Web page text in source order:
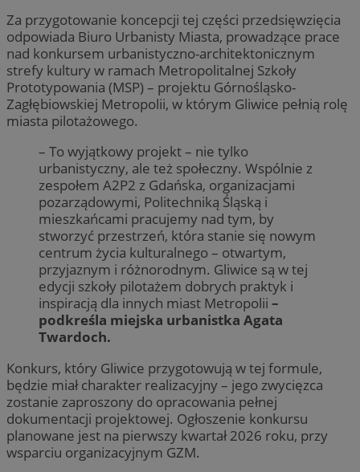
Za przygotowanie koncepcji tej części przedsięwzięcia
odpowiada Biuro Urbanisty Miasta, prowadzące prace
nad konkursem urbanistyczno-architektonicznym
strefy kultury w ramach Metropolitalnej Szkoły
Prototypowania (MSP) – projektu Górnośląsko-
Zagłębiowskiej Metropolii, w którym Gliwice pełnią rolę
miasta pilotażowego.
– To wyjątkowy projekt – nie tylko
urbanistyczny, ale też społeczny. Wspólnie z
zespołem A2P2 z Gdańska, organizacjami
pozarządowymi, Politechniką Śląską i
mieszkańcami pracujemy nad tym, by
stworzyć przestrzeń, która stanie się nowym
centrum życia kulturalnego – otwartym,
przyjaznym i różnorodnym. Gliwice są w tej
edycji szkoły pilotażem dobrych praktyk i
inspiracją dla innych miast Metropolii –
podkreśla miejska urbanistka Agata
Twardoch.
Konkurs, który Gliwice przygotowują w tej formule,
będzie miał charakter realizacyjny – jego zwycięzca
zostanie zaproszony do opracowania pełnej
dokumentacji projektowej. Ogłoszenie konkursu
planowane jest na pierwszy kwartał 2026 roku, przy
wsparciu organizacyjnym GZM.